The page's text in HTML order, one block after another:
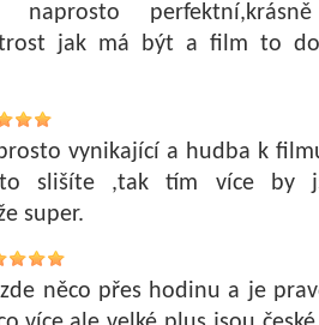
jak má být a film to
vynikající a hudba k
slišíte ,tak tím více by
super.
něco přes hodinu a je